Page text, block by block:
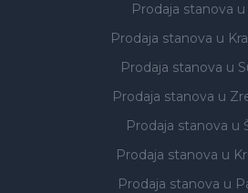
Prodaja stanova
Prodaja stanova u
Prodaja stanova u
Prodaja stanova u
Prodaja stanova u
Prodaja stanova u
Prodaja stanova u